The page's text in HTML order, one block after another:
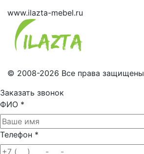
www.ilazta-mebel.ru
© 2008-2026 Все права защищены
Заказать звонок
ФИО *
Телефон *